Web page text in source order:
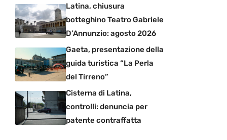
Latina, chiusura
botteghino Teatro Gabriele
D’Annunzio: agosto 2026
Gaeta, presentazione della
guida turistica “La Perla
del Tirreno”
Cisterna di Latina,
controlli: denuncia per
patente contraffatta